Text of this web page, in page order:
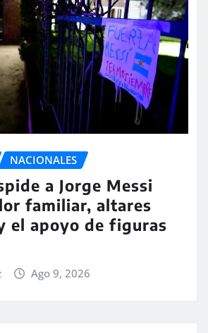
NACIONALES
a Jorge Messi
familiar, altares
el apoyo de figuras
Ago 9, 2026